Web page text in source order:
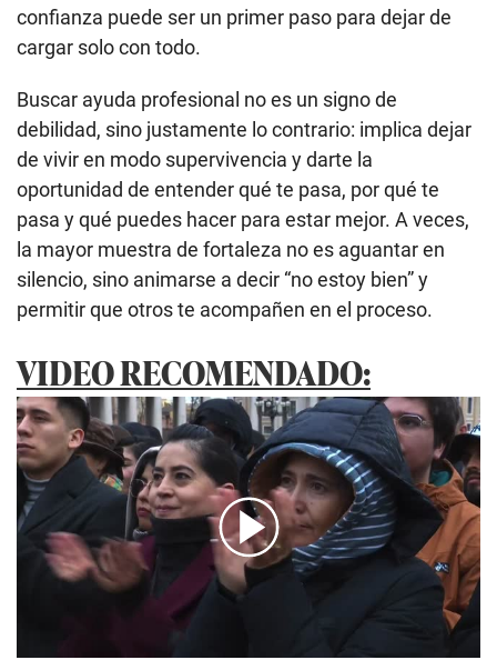
confianza puede ser un primer paso para dejar de
cargar solo con todo.
Buscar ayuda profesional no es un signo de
debilidad, sino justamente lo contrario: implica dejar
de vivir en modo supervivencia y darte la
oportunidad de entender qué te pasa, por qué te
pasa y qué puedes hacer para estar mejor. A veces,
la mayor muestra de fortaleza no es aguantar en
silencio, sino animarse a decir “no estoy bien” y
permitir que otros te acompañen en el proceso.
VIDEO RECOMENDADO: